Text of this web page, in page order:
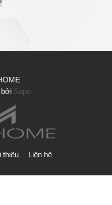
bởi Sapo
thiệu Liên hệ